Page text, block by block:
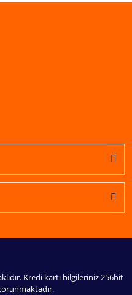
Kredi kartı bilgileriniz 256bit